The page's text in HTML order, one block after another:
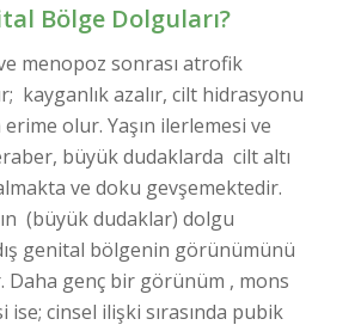
Bölge Dolguları?
menopoz sonrası atrofik
kayganlık azalır, cilt hidrasyonu
olur. Yaşın ilerlemesi ve
büyük dudaklarda cilt altı
ve doku gevşemektedir.
(büyük dudaklar) dolgu
genital bölgenin görünümünü
Daha genç bir görünüm , mons
ise; cinsel ilişki sırasında pubik